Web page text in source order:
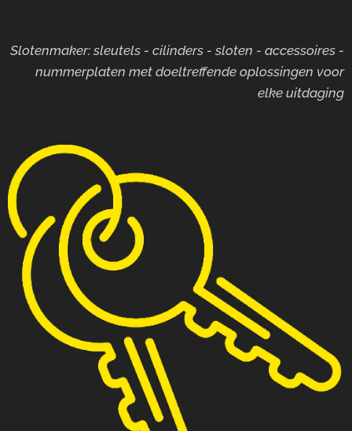
Slotenmaker: sleutels - cilinders - sloten - accessoires -
nummerplaten met doeltreffende oplossingen voor
elke uitdaging